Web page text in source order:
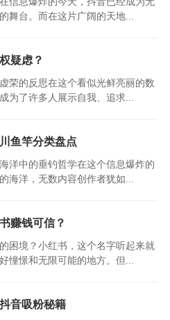
舞台。而在这片广阔的天地...
疑虑？
荣的反思在这个看似光鲜亮丽的数
为了许多人展示自我、追求...
鱼竿分类盘点
洋中的垂钓哲学在这个信息爆炸的
海洋，无数内容创作者犹如...
赚钱可信？
困境？小红书，这个名字听起来就
憧憬和无限可能的地方。但...
音吸粉秘籍